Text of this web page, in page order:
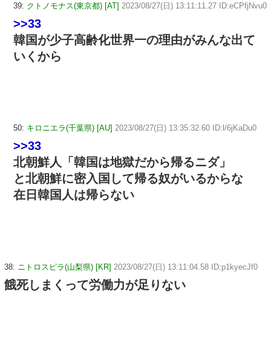
39: クトノモナス(東京都) [AT] 2023/08/27(日) 13:11:11.27 ID:eCPfjNvu0
>>33
韓国が少子高齢化世界一の理由がみんな出て
いくから
50: キロニエラ(千葉県) [AU] 2023/08/27(日) 13:35:32.60 ID:l/6jKaDu0
>>33
北朝鮮人「韓国は地獄だから帰るニダ」
と北朝鮮に密入国して帰る奴がいるからな
在日韓国人は帰らない
38: ニトロスピラ(山梨県) [KR] 2023/08/27(日) 13:11:04.58 ID:p1kyecJf0
餓死しまくって労働力が足りない